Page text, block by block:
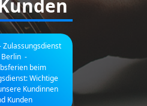
Zulassungsdienst
Berlin-
beim
Wichtige
Kundinnen
Kunden